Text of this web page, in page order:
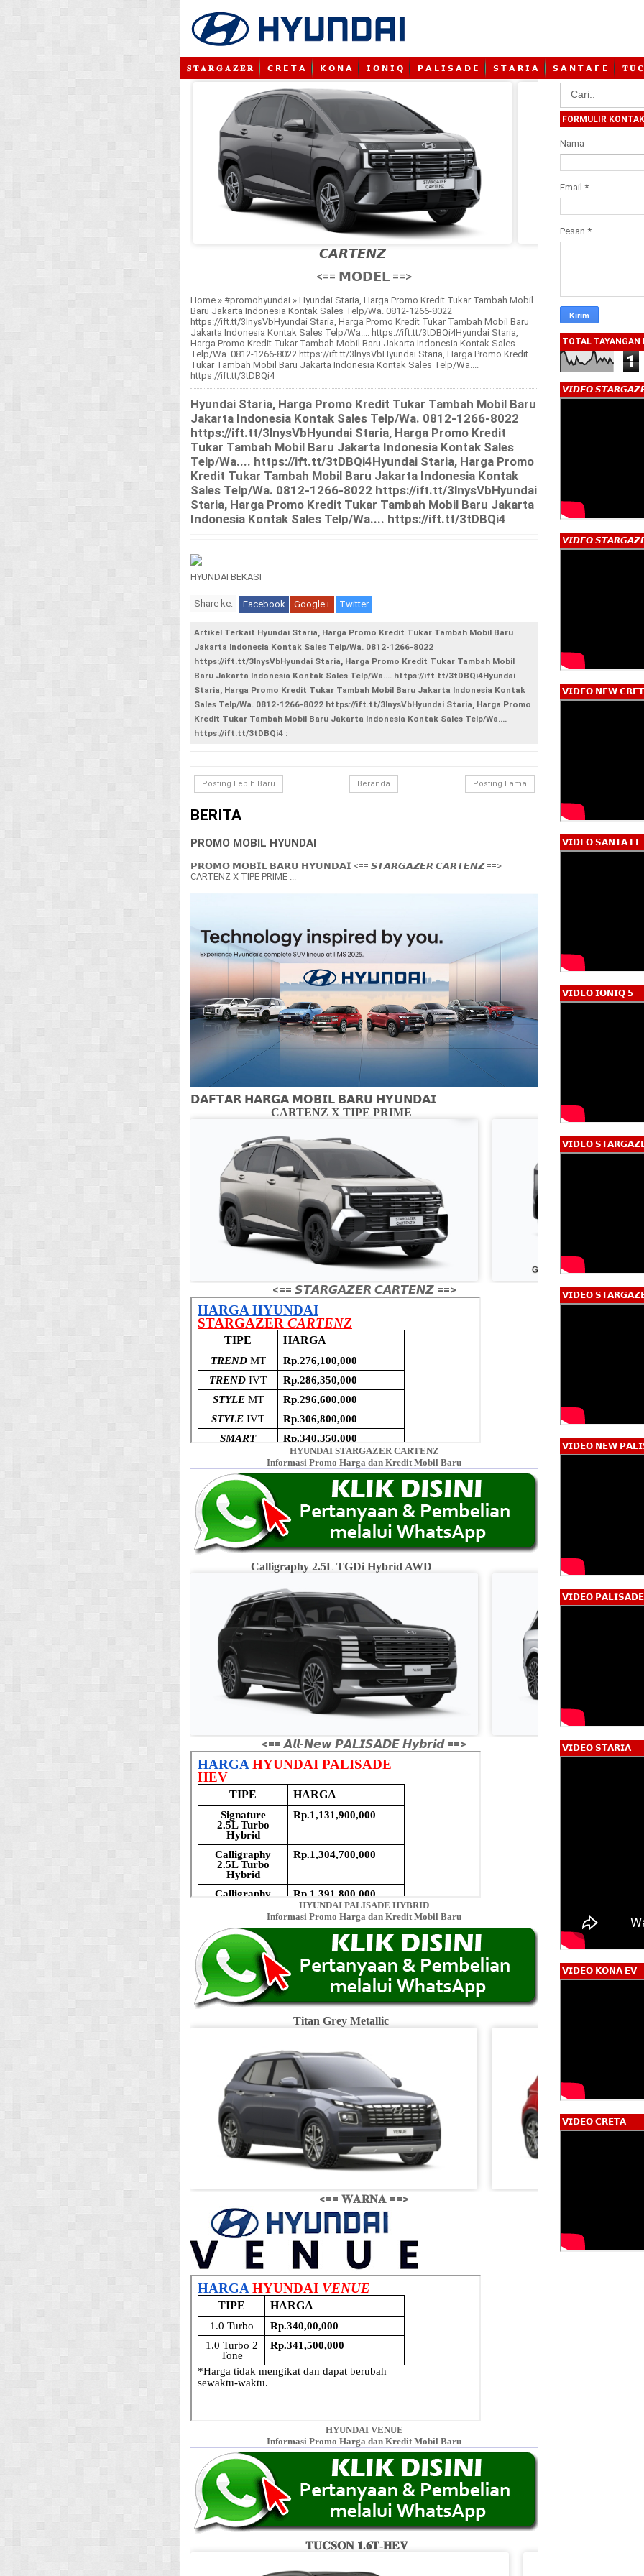
𝐒 𝐓 𝐀 𝐑 𝐆 𝐀 𝐙 𝐄 𝐑 𝗖 𝗥 𝗘 𝗧 𝗔 𝗞 𝗢 𝗡 𝗔 𝗜 𝗢 𝗡 𝗜 𝗤 𝗣 𝗔 𝗟 𝗜 𝗦 𝗔 𝗗 𝗘 𝗦 𝗧 𝗔 𝗥 𝗜 𝗔 𝗦 𝗔 𝗡 𝗧 𝗔 𝗙 𝗘 𝐓 𝐔
𝘾𝘼𝙍𝙏𝙀𝙉𝙕
<== 𝗠𝗢𝗗𝗘𝗟 ==>
Home» #promohyundai » Hyundai Staria, Harga Promo Kredit Tukar Tambah Mobil
Baru Jakarta Indonesia Kontak Sales Telp/Wa. 0812-1266-8022
https://ift.tt/3lnysVbHyundai Staria, Harga Promo Kredit Tukar Tambah Mobil Baru
Jakarta Indonesia Kontak Sales Telp/Wa.... https://ift.tt/3tDBQi4Hyundai Staria,
Harga Promo Kredit Tukar Tambah Mobil Baru Jakarta Indonesia Kontak Sales
Telp/Wa. 0812-1266-8022 https://ift.tt/3lnysVbHyundai Staria, Harga Promo Kredit
Tukar Tambah Mobil Baru Jakarta Indonesia Kontak Sales Telp/Wa....
https://ift.tt/3tDBQi4
Hyundai Staria, Harga Promo Kredit Tukar Tambah Mobil Baru
Jakarta Indonesia Kontak Sales Telp/Wa. 0812-1266-8022
https://ift.tt/3lnysVbHyundai Staria, Harga Promo Kredit
Tukar Tambah Mobil Baru Jakarta Indonesia Kontak Sales
Telp/Wa.... https://ift.tt/3tDBQi4Hyundai Staria, Harga Promo
Kredit Tukar Tambah Mobil Baru Jakarta Indonesia Kontak
Sales Telp/Wa. 0812-1266-8022 https://ift.tt/3lnysVbHyundai
Staria, Harga Promo Kredit Tukar Tambah Mobil Baru Jakarta
Indonesia Kontak Sales Telp/Wa.... https://ift.tt/3tDBQi4
HYUNDAI BEKASI
Share ke: Facebook Google+ Twitter
Artikel Terkait Hyundai Staria, Harga Promo Kredit Tukar Tambah Mobil Baru
Jakarta Indonesia Kontak Sales Telp/Wa. 0812-1266-8022
https://ift.tt/3lnysVbHyundai Staria, Harga Promo Kredit Tukar Tambah Mobil
Baru Jakarta Indonesia Kontak Sales Telp/Wa.... https://ift.tt/3tDBQi4Hyundai
Staria, Harga Promo Kredit Tukar Tambah Mobil Baru Jakarta Indonesia Kontak
Sales Telp/Wa. 0812-1266-8022 https://ift.tt/3lnysVbHyundai Staria, Harga Promo
Kredit Tukar Tambah Mobil Baru Jakarta Indonesia Kontak Sales Telp/Wa....
https://ift.tt/3tDBQi4 :
Posting Lebih Baru Posting Lama
Beranda
BERITA
PROMO MOBIL HYUNDAI
𝗣𝗥𝗢𝗠𝗢 𝗠𝗢𝗕𝗜𝗟 𝗕𝗔𝗥𝗨 𝗛𝗬𝗨𝗡𝗗𝗔𝗜 <== 𝙎𝙏𝘼𝙍𝙂𝘼𝙕𝙀𝙍 𝘾𝘼𝙍𝙏𝙀𝙉𝙕 ==>
CARTENZ X TIPE PRIME ...
𝗗𝗔𝗙𝗧𝗔𝗥 𝗛𝗔𝗥𝗚𝗔 𝗠𝗢𝗕𝗜𝗟 𝗕𝗔𝗥𝗨 𝗛𝗬𝗨𝗡𝗗𝗔𝗜
CARTENZ X TIPE PRIME CARTENZ
<== 𝙎𝙏𝘼𝙍𝙂𝘼𝙕𝙀𝙍 𝘾𝘼𝙍𝙏𝙀𝙉𝙕 ==>
HYUNDAI STARGAZER CARTENZ
Informasi Promo Harga dan Kredit Mobil Baru
Calligraphy 2.5L TGDi Hybrid AWD Calligraphy 2.5L
<== 𝘼𝙡𝙡-𝙉𝙚𝙬 𝙋𝘼𝙇𝙄𝙎𝘼𝘿𝙀 𝙃𝙮𝙗𝙧𝙞𝙙 ==>
HYUNDAI PALISADE HYBRID
Informasi Promo Harga dan Kredit Mobil Baru
Titan Grey Metallic
<== 𝐖𝐀𝐑𝐍𝐀 ==>
HYUNDAI VENUE
Informasi Promo Harga dan Kredit Mobil Baru
𝐓𝐔𝐂𝐒𝐎𝐍 𝟏.𝟔𝐓-𝐇𝐄𝐕
FORMULIR KONTAK
Nama
Email *
Pesan *
TOTAL TAYANGAN
1
𝙑𝙄𝘿𝙀𝙊
𝙑𝙄𝘿𝙀𝙊
𝗩𝗜𝗗𝗘𝗢 𝗡𝗘𝗪
𝗩𝗜𝗗𝗘𝗢 𝗦𝗔𝗡𝗧𝗔 𝗙𝗘
𝗩𝗜𝗗𝗘𝗢 𝗜𝗢𝗡𝗜𝗤 𝟱
𝗩𝗜𝗗𝗘𝗢
𝗩𝗜𝗗𝗘𝗢
𝗩𝗜𝗗𝗘𝗢 𝗡𝗘𝗪
𝗩𝗜𝗗𝗘𝗢
𝗩𝗜𝗗𝗘𝗢 𝗦𝗧𝗔𝗥𝗜𝗔
𝗩𝗜𝗗𝗘𝗢 𝗞𝗢𝗡𝗔 𝗘𝗩
𝗩𝗜𝗗𝗘𝗢 𝗖𝗥𝗘𝗧𝗔